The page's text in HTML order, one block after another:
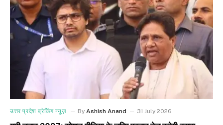
उत्तर प्रदेश ब्रेकिंग न्यूज़ By Ashish Anand 31 July 2026